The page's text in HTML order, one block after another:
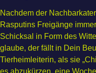
Nachdem der
Rasputins Freigänge
Schicksal in Form des
glaube, der fällt in Dein
Tierheimleiterin, als sie
es abzukürzen, eine